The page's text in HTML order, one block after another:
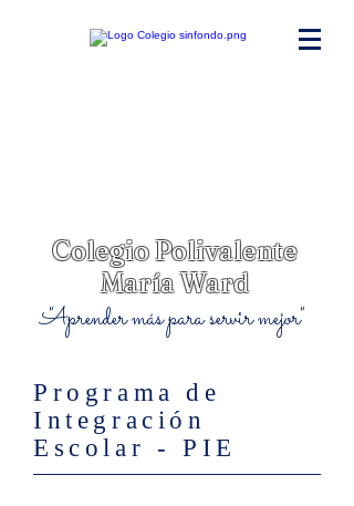
Colegio Polivalente
María Ward
"Aprender más para servir mejor"
Programa de
Integración
Escolar - PIE